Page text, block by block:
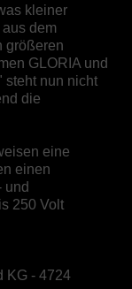
kleiner
dem
größeren
GLORIA und
steht nun nicht
die
eine
einen
und
250 Volt
KG - 4724